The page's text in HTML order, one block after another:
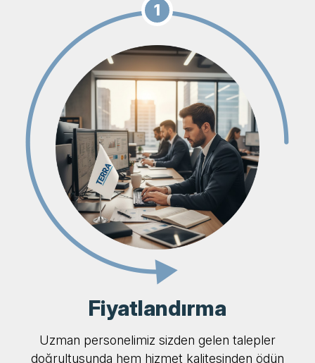
1
Fiyatlandırma
Uzman personelimiz sizden gelen talepler
doğrultusunda hem hizmet kalitesinden ödün